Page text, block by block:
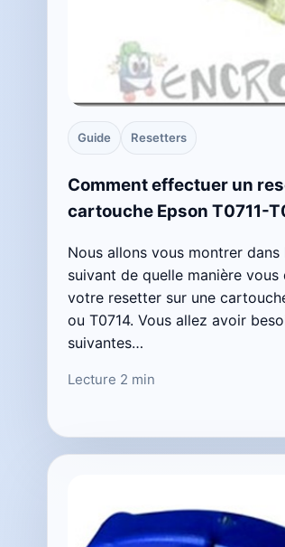
Guide Resetters
Comment effectuer un
cartouche Epson T0711-
Nous allons vous montrer
suivant de quelle manière
votre resetter sur une
ou T0714. Vous allez avoir
suivantes…
Lecture 2 min